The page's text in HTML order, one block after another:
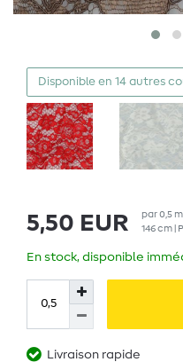
Disponible en 14 autres
5,50 EUR par0,5
146 cm |
En stock, disponible
Livraison rapide